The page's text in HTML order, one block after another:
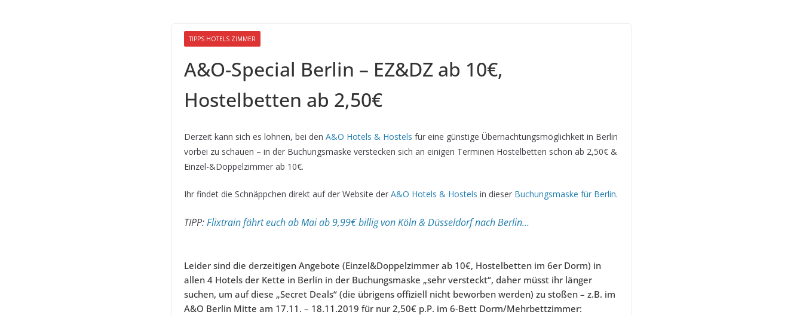
TIPPS HOTELS ZIMMER
A&O-Special Berlin – EZ&DZ ab 10€,
Hostelbetten ab 2,50€
Derzeit kann sich es lohnen, bei den A&O Hotels & Hostels für eine günstige Übernachtungsmöglichkeit in Berlin
vorbei zu schauen – in der Buchungsmaske verstecken sich an einigen Terminen Hostelbetten schon ab 2,50€ &
Einzel-&Doppelzimmer ab 10€.
Ihr findet die Schnäppchen direkt auf der Website der A&O Hotels & Hostels in dieser Buchungsmaske für Berlin.
TIPP:Flixtrain fährt euch ab Mai ab 9,99€ billig von Köln & Düsseldorf nach Berlin…
Leider sind die derzeitigen Angebote (Einzel&Doppelzimmer ab 10€, Hostelbetten im 6er Dorm) in
allen 4 Hotels der Kette in Berlin in der Buchungsmaske „sehr versteckt“, daher müsst ihr länger
suchen, um auf diese „Secret Deals“ (die übrigens offiziell nicht beworben werden) zu stoßen – z.B. im
A&O Berlin Mitte am 17.11. – 18.11.2019 für nur 2,50€ p.P. im 6-Bett Dorm/Mehrbettzimmer: